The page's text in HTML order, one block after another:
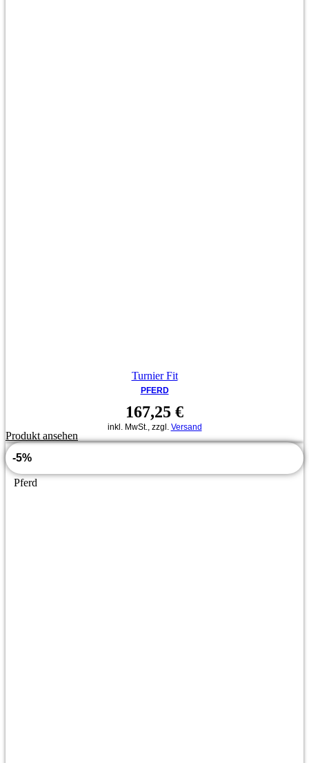
Turnier Fit
PFERD
167,25 €
inkl. MwSt., zzgl. Versand
Produkt ansehen
-5%
Pferd